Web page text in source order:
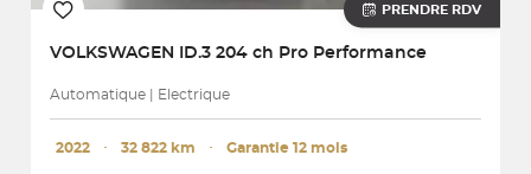
PRENDRE RDV
VOLKSWAGEN ID.3 204 ch Pro Performance
Automatique | Electrique
2022 ･ 32 822 km ･ Garantie 12 mois